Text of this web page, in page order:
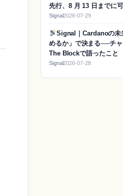
先行、8 月 13 日までに
Signal2026-07-29
Signal｜Cardanoの未
めるか」で決まる──チ
The Blockで語ったこと
Signal2026-07-28